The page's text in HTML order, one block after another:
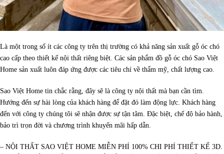
Là một trong số ít các công ty trên thị trường có khả năng sản xuất gỗ óc chó
cao cấp theo thiết kế nội thất riêng biệt. Các sản phẩm đồ gỗ óc chó Sao Việt
Home sản xuất luôn đáp ứng được các tiêu chí về thẩm mỹ, chất lượng cao.
Sao Việt Home tin chắc rằng, đây sẽ là công ty nội thất mà bạn cần tìm.
Hướng đến sự hài lòng của khách hàng để đặt đó làm động lực. Khách hàng
đến với công ty chúng tôi sẽ nhận được sự tận tâm. Đặc biệt, chế độ bảo hành,
bảo trì trọn đời và chương trình khuyến mãi hấp dẫn.
– NỘI THẤT SAO VIỆT HOME MIỄN PHÍ 100% CHI PHÍ THIẾT KẾ 3D.